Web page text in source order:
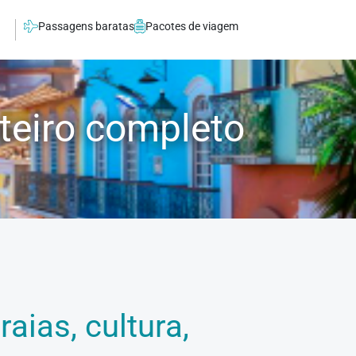
Passagens baratas Pacotes de viagem
completo
cultura,